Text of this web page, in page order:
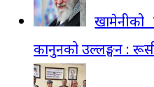
खामेनीको
कानुनको उल्लङ्घन : रूसी